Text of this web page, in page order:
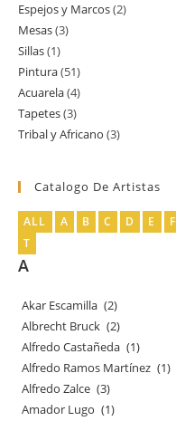
producto
Espejos y Marcos 22
Mesas 33
Sillas 11
producto
Pintura 5151
productos
Acuarela 44
productos
Tapetes 33
productos
Tribal y Africano 33
Catalogo De Artistas
ALL A B C D E F
T
A
Akar Escamilla (2)
Albrecht Bruck (2)
Alfredo Castañeda (1)
Alfredo Ramos Martínez (1)
Alfredo Zalce (3)
Amador Lugo (1)